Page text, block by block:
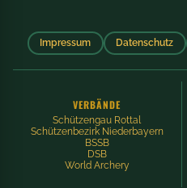
Impressum Datenschutz
VERBÄNDE
Schützengau Rottal
Schützenbezirk Niederbayern
BSSB
DSB
World Archery